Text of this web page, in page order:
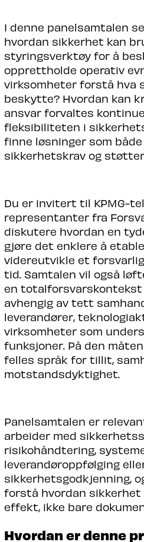
I denne panelsamtalen
hvordan sikkerhet kan
styringsverktøy for å
opprettholde operativ
virksomheter forstå hva
beskytte? Hvordan kan
ansvar forvaltes
fleksibiliteten i
finne løsninger som
sikkerhetskrav og
Du er invitert til KPMG-
representanter fra
diskutere hvordan en
gjøre det enklere å
videreutvikle et
tid. Samtalen vil også
en totalforsvarskontekst
avhengig av tett
leverandører,
virksomheter som
funksjoner. På den
felles språk for tillit,
motstandsdyktighet.
Panelsamtalen er
arbeider med
risikohåndtering,
leverandøroppfølging
sikkerhetsgodkjenning,
forstå hvordan sikkerhet
effekt, ikke bare
Hvordan er denne